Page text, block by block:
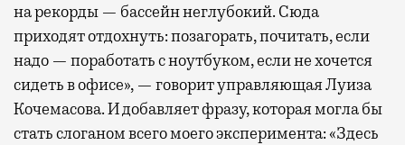
на рекорды — бассейн неглубокий. Сюда
приходят отдохнуть: позагорать, почитать, если
надо — поработать с ноутбуком, если не хочется
сидеть в офисе», — говорит управляющая Луиза
Кочемасова. И добавляет фразу, которая могла бы
стать слоганом всего моего эксперимента: «Здесь